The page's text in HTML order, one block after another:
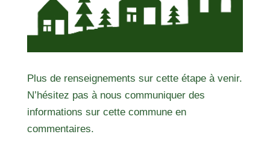
Plus de renseignements sur cette étape à venir.
N’hésitez pas à nous communiquer des
informations sur cette commune en
commentaires.